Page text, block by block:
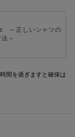
ツです。
かで、独特のふっくら
り軽やかでこなれた印
エレガントに、そんな
～正しいシャツの
～
間を過ぎますと確保は